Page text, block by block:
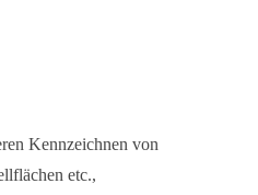
Kennzeichnen von
etc.,